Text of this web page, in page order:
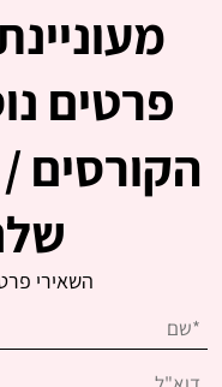
פרטים
הקורסים
השאירי